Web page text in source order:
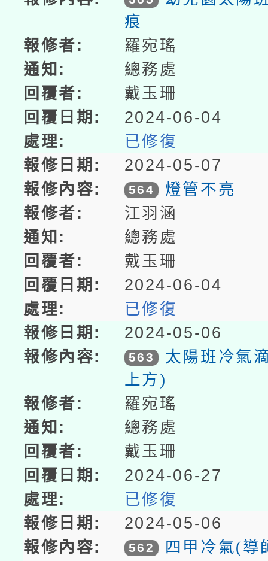
痕
羅宛瑤
總務處
戴玉珊
2024-06-04
已修復
2024-05-07
564 燈管不亮
江羽涵
總務處
戴玉珊
2024-06-04
已修復
2024-05-06
563
太陽班冷氣
上方)
羅宛瑤
總務處
戴玉珊
2024-06-27
已修復
2024-05-06
562
四甲冷氣(導